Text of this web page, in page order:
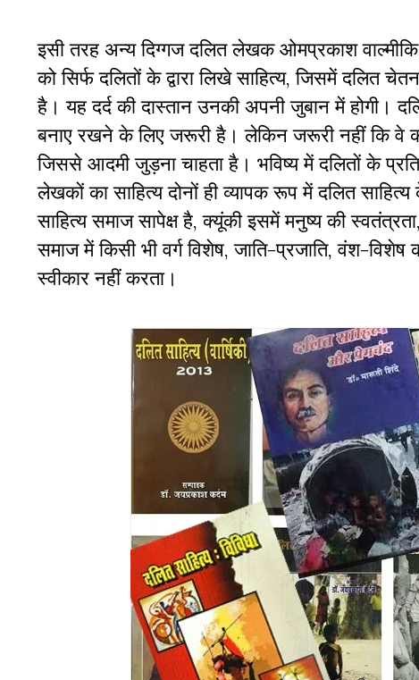
इसी तरह अन्य दिग्गज दलित लेखक ओमप्रकाश
को सिर्फ दलितों के द्वारा लिखे साहित्य, जिसमें दलित
है। यह दर्द की दास्तान उनकी अपनी जुबान में होगी।
बनाए रखने के लिए जरूरी है। लेकिन जरूरी नहीं कि वे
जिससे आदमी जुड़ना चाहता है। भविष्य में दलितों के
लेखकों का साहित्य दोनों ही व्यापक रूप में दलित
साहित्य समाज सापेक्ष है, क्यूंकी इसमें मनुष्य की
समाज में किसी भी वर्ग विशेष, जाति-प्रजाति, वंश-
स्वीकार नहीं करता।